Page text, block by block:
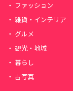
ファッション
雑貨・インテリア
グルメ
観光・地域
暮らし
古写真